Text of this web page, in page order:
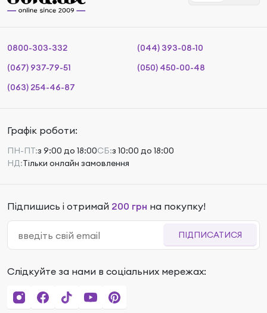
0800-303-332
(044) 393-08-10
(067) 937-79-51
(050) 450-00-48
(063) 254-46-87
Графік роботи:
ПН-ПТ:з 9:00 до 18:00СБ:з 10:00 до 18:00
НД:Тільки онлайн замовлення
Підпишись і отримай 200 грн на покупку!
ПІДПИСАТИСЯ
Слідкуйте за нами в соціальних мережах: